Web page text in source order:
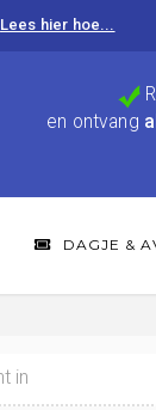
Lees hier hoe...
en ontvang
DAGJE &